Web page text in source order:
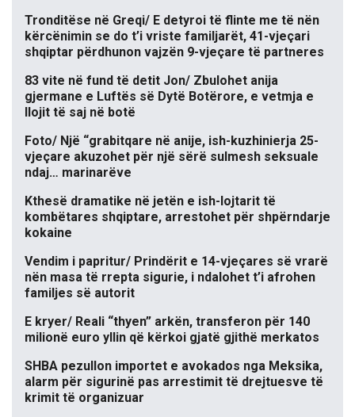
Tronditëse në Greqi/ E detyroi të flinte me të nën
kërcënimin se do t’i vriste familjarët, 41-vjeçari
shqiptar përdhunon vajzën 9-vjeçare të partneres
83 vite në fund të detit Jon/ Zbulohet anija
gjermane e Luftës së Dytë Botërore, e vetmja e
llojit të saj në botë
Foto/ Një “grabitqare në anije, ish-kuzhinierja 25-
vjeçare akuzohet për një sërë sulmesh seksuale
ndaj… marinarëve
Kthesë dramatike në jetën e ish-lojtarit të
kombëtares shqiptare, arrestohet për shpërndarje
kokaine
Vendim i papritur/ Prindërit e 14-vjeçares së vrarë
nën masa të rrepta sigurie, i ndalohet t’i afrohen
familjes së autorit
E kryer/ Reali “thyen” arkën, transferon për 140
milionë euro yllin që kërkoi gjatë gjithë merkatos
SHBA pezullon importet e avokados nga Meksika,
alarm për sigurinë pas arrestimit të drejtuesve të
krimit të organizuar